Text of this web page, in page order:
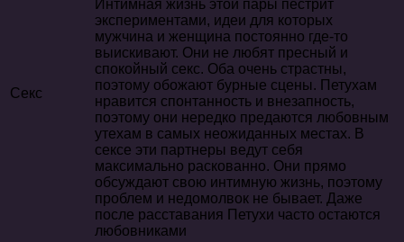
Секс
Интимная жизнь этой пары пестрит
экспериментами, идеи для которых
мужчина и женщина постоянно где-то
выискивают. Они не любят пресный и
спокойный секс. Оба очень страстны,
поэтому обожают бурные сцены. Петухам
нравится спонтанность и внезапность,
поэтому они нередко предаются любовным
утехам в самых неожиданных местах. В
сексе эти партнеры ведут себя
максимально раскованно. Они прямо
обсуждают свою интимную жизнь, поэтому
проблем и недомолвок не бывает. Даже
после расставания Петухи часто остаются
любовниками